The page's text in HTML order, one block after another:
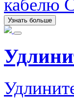
кабелю
Узнать больше